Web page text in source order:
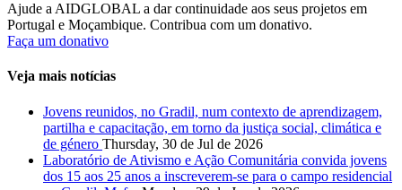
Ajude a AIDGLOBAL a dar continuidade aos seus projetos em
Portugal e Moçambique. Contribua com um donativo.
Faça um donativo
Veja mais notícias
Jovens reunidos, no Gradil, num contexto de aprendizagem,
partilha e capacitação, em torno da justiça social, climática e
de género Thursday, 30 de Jul de 2026
Laboratório de Ativismo e Ação Comunitária convida jovens
dos 15 aos 25 anos a inscreverem-se para o campo residencial